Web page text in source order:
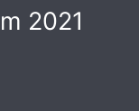
2021